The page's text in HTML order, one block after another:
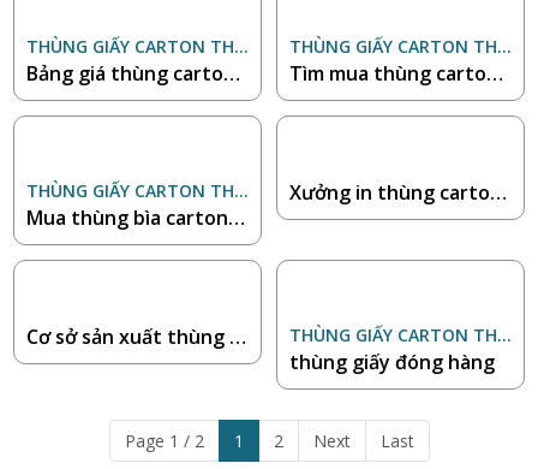
THÙNG GIẤY CARTON THIÊ
N BÌNH
Bảng giá thùng carton l
ớn mới nhất 2025
THÙNG GIẤY CARTON THIÊ
N BÌNH
Tìm mua thùng carton
đi Mỹ, đóng gói an toàn
THÙNG GIẤY CARTON THIÊ
N BÌNH
Mua thùng bìa carton g
iá rẻ ở đâu uy tín?
Xưởng in thùng carton
số lượng lớn giá rẻ
Cơ sở sản xuất thùng c
arton chất lượng cao
THÙNG GIẤY CARTON THIÊ
N BÌNH
thùng giấy đóng hàng
Page 1 / 2 1 2 Next Last